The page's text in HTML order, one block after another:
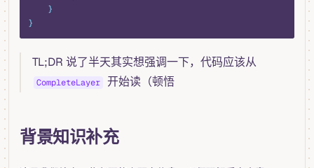
    }
}
TL;DR 说了半天其实想强调一下，代码应该从
CompleteLayer 开始读（顿悟
背景知识补充